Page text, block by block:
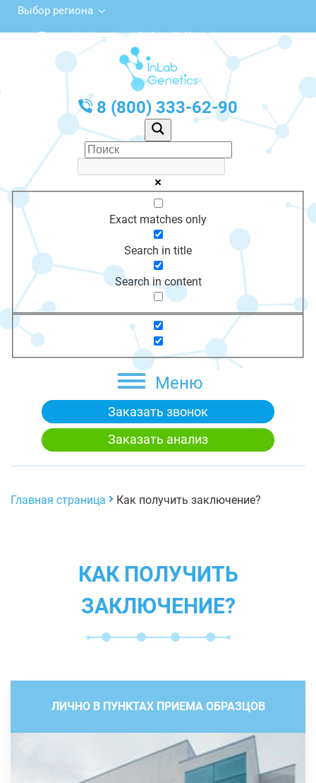
Выбор региона
Тәуелсіздік көшесі, 1, Алтай, Казахстан
с 10:00 до 20:00
График работы: Пн-Пт с 10:00 до 20:00
8 (800) 333-62-90
Exact matches only
Search in title
Search in content
Меню
Заказать звонок
Заказать анализ
Главная страница Как получить заключение?
КАК ПОЛУЧИТЬ
ЗАКЛЮЧЕНИЕ?
ЛИЧНО В ПУНКТАХ ПРИЕМА ОБРАЗЦОВ